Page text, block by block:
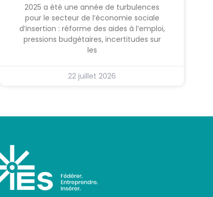
2025 a été une année de turbulences
pour le secteur de l’économie sociale
d’insertion : réforme des aides à l’emploi,
pressions budgétaires, incertitudes sur
les
22 juillet 2026